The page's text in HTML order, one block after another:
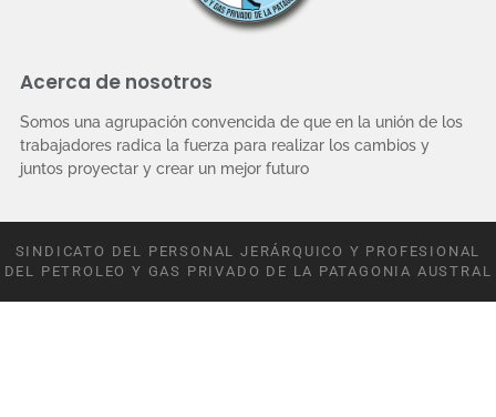
Acerca de nosotros
Somos una agrupación convencida de que en la unión de los
trabajadores radica la fuerza para realizar los cambios y
juntos proyectar y crear un mejor futuro
SINDICATO DEL PERSONAL JERÁRQUICO Y PROFESIONAL
DEL PETROLEO Y GAS PRIVADO DE LA PATAGONIA AUSTRAL